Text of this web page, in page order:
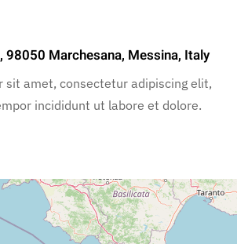
98050 Marchesana, Messina, Italy
sit amet, consectetur adipiscing elit,
incididunt ut labore et dolore.